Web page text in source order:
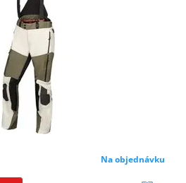
Na objednávku